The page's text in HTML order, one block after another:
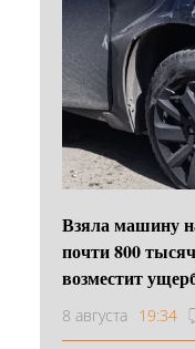
Взяла машину
почти 800
возместит
8 августа 19:34